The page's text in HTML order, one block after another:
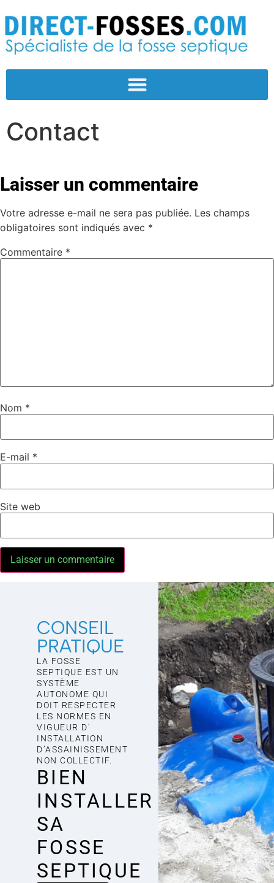
Contact
Laisser un commentaire
Votre adresse e-mail ne sera pas publiée. Les champs
obligatoires sont indiqués avec *
Commentaire *
Nom *
E-mail *
Site web
CONSEIL
PRATIQUE
LA FOSSE
SEPTIQUE EST UN
SYSTÈME
AUTONOME QUI
DOIT RESPECTER
LES NORMES EN
VIGUEUR D'
INSTALLATION
D’ASSAINISSEMENT
NON COLLECTIF.
BIEN
INSTALLER
SA
FOSSE
SEPTIQUE